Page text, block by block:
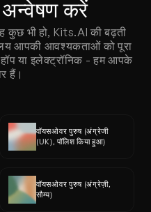
करें
कुछ भी हो, Kits.AI की बढ़ती
आपकी आवश्यकताओं को पूरा
या इलेक्ट्रॉनिक - हम आपके
हैं।
वॉयसओवर पुरुष (अंग्रेजी
(UK), पॉलिश किया हुआ)
वॉयसओवर पुरुष (अंग्रेज़ी,
सौम्य)